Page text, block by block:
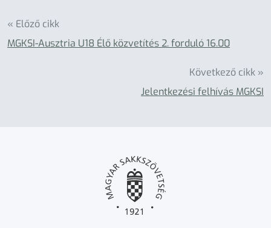
« Előző cikk
MGKSI-Ausztria U18 Élő közvetítés 2. forduló 16.00
Következő cikk »
Jelentkezési felhívás MGKSI